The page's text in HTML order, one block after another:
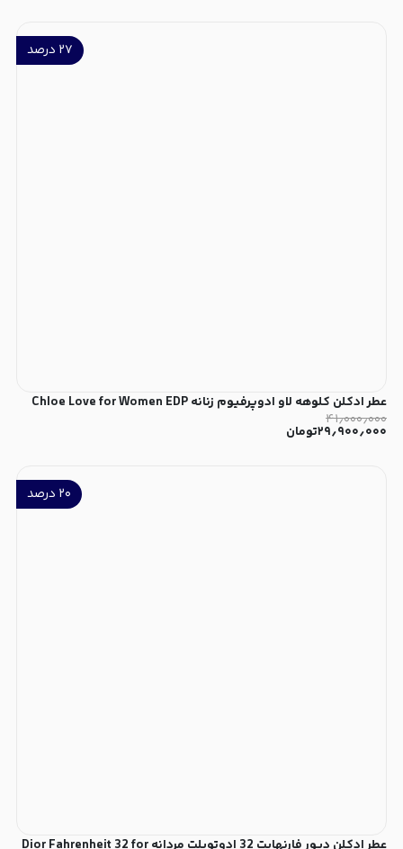
۲۷ درصد
عطر ادکلن کلوهه لاو ادوپرفیوم زنانه Chloe Love for Women EDP
۴۱٫۰۰۰٫۰۰۰
۲۹٫۹۰۰٫۰۰۰تومان
۲۰ درصد